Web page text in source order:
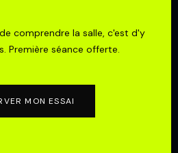
comprendre la salle, c'est d'y
Première séance offerte.
MON ESSAI